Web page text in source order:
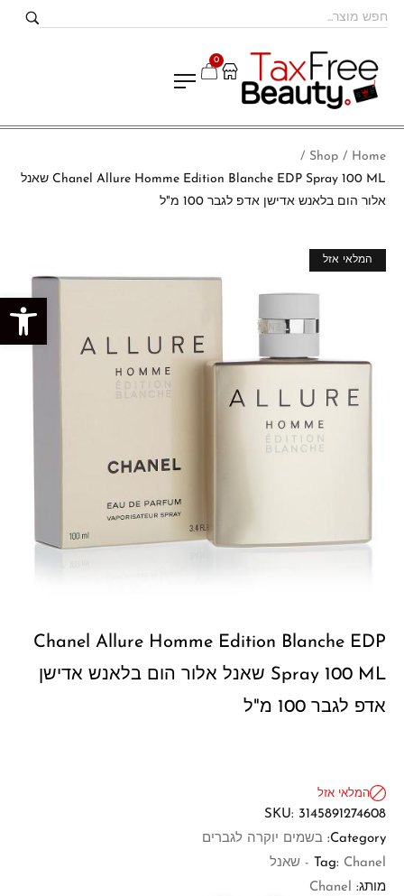
פתח סרגל נגישות
0
Home
/
Shop
/
Chanel Allure Homme Edition Blanche EDP Spray 100 ML שאנל
אלור הום בלאנש אדישן אדפ לגבר 100 מ"ל
מבצע!
המלאי אזל
Chanel Allure Homme Edition Blanche EDP
Spray 100 ML שאנל אלור הום בלאנש אדישן
אדפ לגבר 100 מ"ל
המלאי אזל
SKU: 3145891274608
Category: בשמים יוקרה לגברים
Tag: Chanel - שאנל
מותג:
Chanel